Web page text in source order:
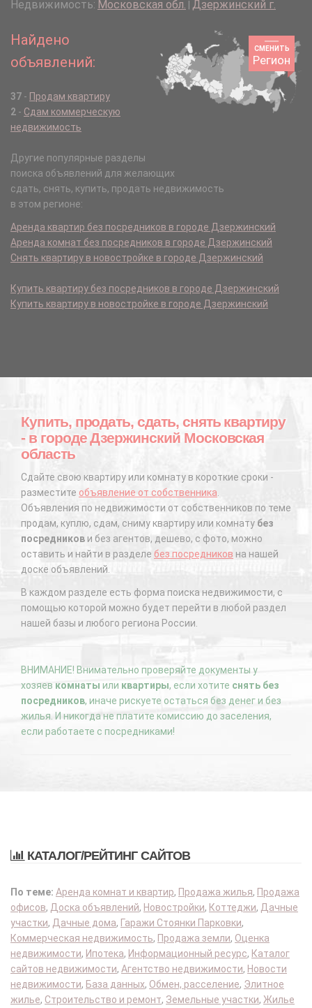
Недвижимость: Московская обл. Дзержинский г.
СМЕНИТЬ
Регион
Найдено
объявлений:
37 - Продам квартиру
2 - Сдам коммерческую
недвижимость
Другие популярные разделы
поиска объявлений для желающих
сдать, снять, купить, продать недвижимость
в этом регионе:
Аренда квартир без посредников в городе Дзержинский
Аренда комнат без посредников в городе Дзержинский
Снять квартиру в новостройке в городе Дзержинский
Купить квартиру без посредников в городе Дзержинский
Купить квартиру в новостройке в городе Дзержинский
Купить, продать, сдать, снять квартиру
- в городе Дзержинский Московская
область
Сдайте свою квартиру или комнату в короткие сроки -
разместите объявление от собственника.
Объявления по недвижимости от собственников по теме
продам, куплю, сдам, сниму квартиру или комнату без
посредников и без агентов, дешево, с фото, можно
оставить и найти в разделе без посредников на нашей
доске объявлений.
В каждом разделе есть форма поиска недвижимости, с
помощью которой можно будет перейти в любой раздел
нашей базы и любого региона России.
ВНИМАНИЕ! Внимательно проверяйте документы у
хозяев комнаты или квартиры, если хотите снять без
посредников, иначе рискуете остаться без денег и без
жилья. И никогда не платите комиссию до заселения,
если работаете с посредниками!
КАТАЛОГ/РЕЙТИНГ САЙТОВ
По теме: Аренда комнат и квартир, Продажа жилья, Продажа
офисов, Доска объявлений, Новостройки, Коттеджи, Дачные
участки, Дачные дома, Гаражи Стоянки Парковки,
Коммерческая недвижимость, Продажа земли, Оценка
недвижимости, Ипотека, Информационный ресурс, Каталог
сайтов недвижимости, Агентство недвижимости, Новости
недвижимости, База данных, Обмен, расселение, Элитное
жилье, Строительство и ремонт, Земельные участки, Жилье